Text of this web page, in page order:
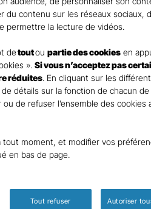
d’expert !
du contenu sur les réseaux sociaux,
permettre la lecture de vidéos.
detoutou partie des cookies en
». Si vous n’acceptez pas
réduites. En cliquant sur les
détails sur la fonction de chacun
de refuser l’ensemble des cookies
moment, et modifier vos
en bas de page.
Tout refuser Autoriser